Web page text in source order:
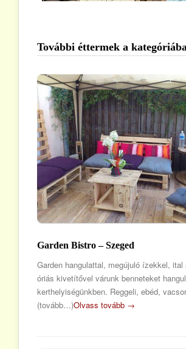
További éttermek a
Garden Bistro – Szeged
Garden hangulattal, megújuló ízekkel, ital
óriás kivetítővel várunk benneteket
kerthelyiségünkben. Reggeli, ebéd,
(tovább…)Olvass tovább →